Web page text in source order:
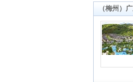
（梅州）